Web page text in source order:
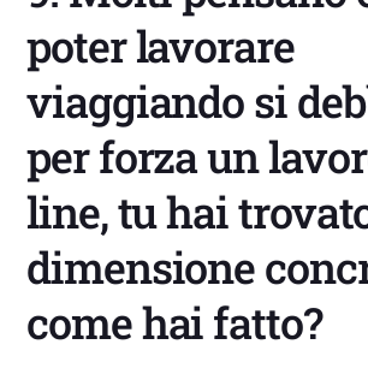
poter lavorare
viaggiando si
per forza un
line, tu hai
dimensione
come hai fatto?